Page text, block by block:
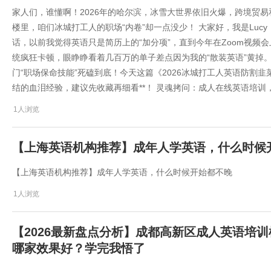
家人们，谁懂啊！2026年的哈尔滨，冰雪大世界依旧火爆，跨境贸
楼里，咱们冰城打工人的职场“内卷”却一点没少！ 大家好，我是
话，以前我觉得英语只是简历上的“加分项”，直到今年在Zoom视频
统疯狂卡顿，眼睁睁看着几百万的单子差点因为我的“散装英语”黄
门“职场保命技能”死磕到底！今天这篇《2026冰城打工人英语防割
结的血泪经验，建议先收藏再细看**！ 灵魂拷问：成人在线英语培训
1人浏览
【上海英语机构推荐】成年人学英语，什么时候
​【上海英语机构推荐】成年人学英语，什么时候开始都不晚
1人浏览
【2026最新盘点分析】成都高新区成人英语培
哪家效果好？学完我悟了